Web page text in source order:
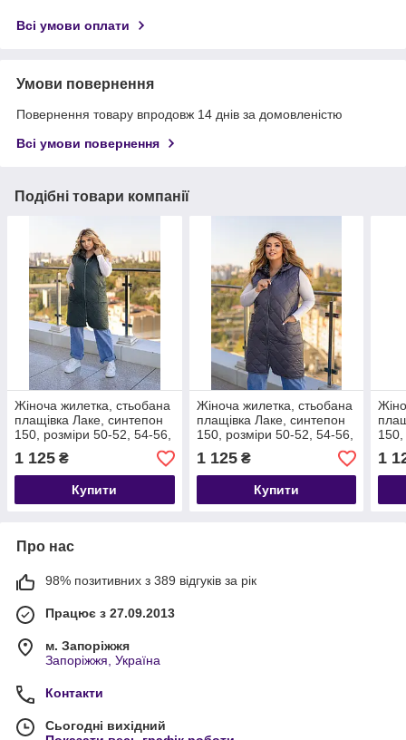
Всі умови оплати
Умови повернення
Повернення товару впродовж 14 днів за домовленістю
Всі умови повернення
Подібні товари компанії
Жіноча жилетка, стьобана
плащівка Лаке, синтепон
150, розміри 50-52, 54-56,
58-60, 62-64
1 125 ₴
Купити
Жіноча жилетка, стьобана
плащівка Лаке, синтепон
150, розміри 50-52, 54-56,
58-60, 62-64
1 125₴
Купити
58-
1
Про нас
98% позитивних з 389 відгуків за рік
Працює з 27.09.2013
м. Запоріжжя
Запоріжжя, Україна
Контакти
Сьогодні вихідний